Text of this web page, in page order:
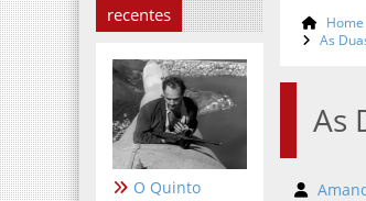
recentes
O Quinto
Home
As
As